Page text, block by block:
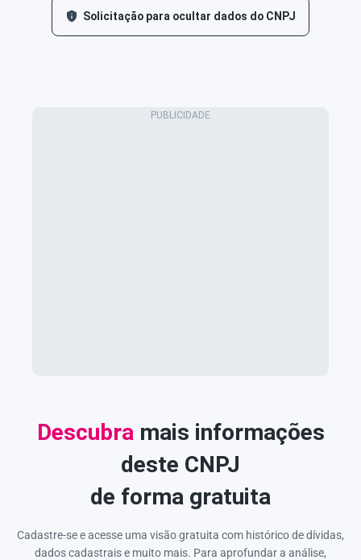
Solicitação para ocultar dados do CNPJ
Descubra mais informações
deste CNPJ
de forma gratuita
Cadastre-se e acesse uma visão gratuita com histórico de dívidas,
dados cadastrais e muito mais. Para aprofundar a análise,